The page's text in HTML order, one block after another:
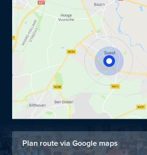
Plan route via Google maps